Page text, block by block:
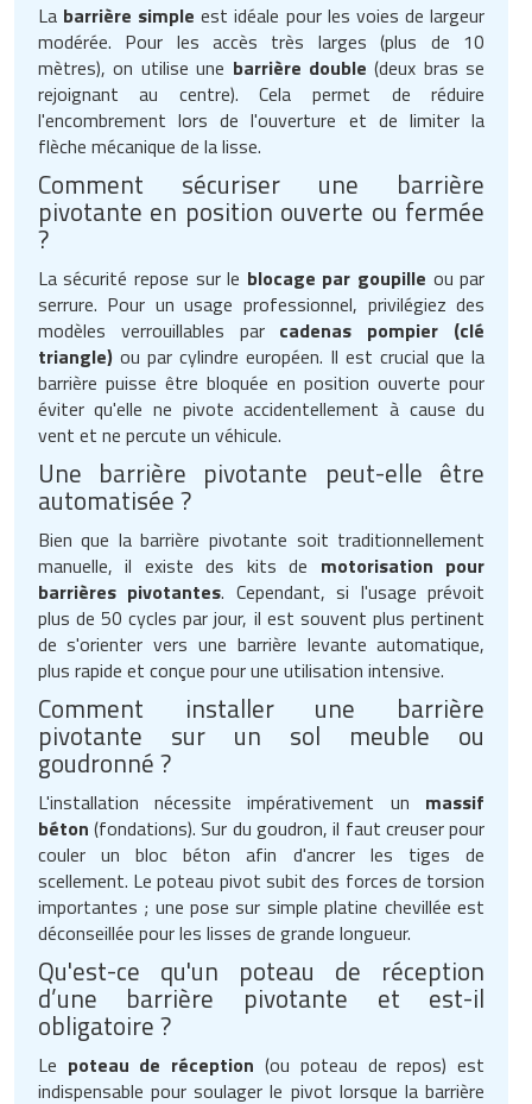
La barrière simple est idéale pour les voies de largeur
modérée. Pour les accès très larges (plus de 10
mètres), on utilise une barrière double (deux bras se
rejoignant au centre). Cela permet de réduire
l'encombrement lors de l'ouverture et de limiter la
flèche mécanique de la lisse.
Comment sécuriser une barrière
pivotante en position ouverte ou fermée
?
La sécurité repose sur le blocage par goupille ou par
serrure. Pour un usage professionnel, privilégiez des
modèles verrouillables par cadenas pompier (clé
triangle)ou par cylindre européen. Il est crucial que la
barrière puisse être bloquée en position ouverte pour
éviter qu'elle ne pivote accidentellement à cause du
vent et ne percute un véhicule.
Une barrière pivotante peut-elle être
automatisée ?
Bien que la barrière pivotante soit traditionnellement
manuelle, il existe des kits de motorisation pour
barrières pivotantes. Cependant, si l'usage prévoit
plus de 50 cycles par jour, il est souvent plus pertinent
de s'orienter vers une barrière levante automatique,
plus rapide et conçue pour une utilisation intensive.
Comment installer une barrière
pivotante sur un sol meuble ou
goudronné ?
L'installation nécessite impérativement un massif
béton (fondations). Sur du goudron, il faut creuser pour
couler un bloc béton afin d'ancrer les tiges de
scellement. Le poteau pivot subit des forces de torsion
importantes ; une pose sur simple platine chevillée est
déconseillée pour les lisses de grande longueur.
Qu'est-ce qu'un poteau de réception
d’une barrière pivotante et est-il
obligatoire ?
Le poteau de réception (ou poteau de repos) est
indispensable pour soulager le pivot lorsque la barrière